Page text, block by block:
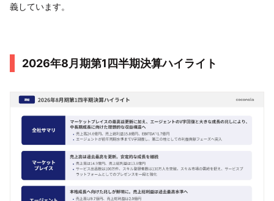
義しています。
2026年8⽉期第1四半期決算ハイライト